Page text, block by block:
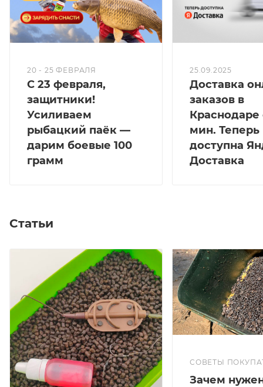
20 - 25 ФЕВРАЛЯ
С 23 февраля,
защитники!
Усиливаем
рыбацкий паёк —
дарим боевые 100
грамм
25.09.2025
Доставка
заказов в
Краснодаре
мин. Теперь
доступна
Доставка
Статьи
СОВЕТЫ
Зачем